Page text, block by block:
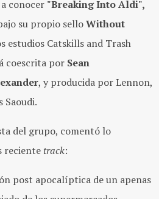
conocer "Breaking Into Aldi",
su propio selloWithout
estudios Catskills and Trash
coescrita por Sean
, y producida por Lennon,
Saoudi.
del grupo, comentó lo
reciente track:
post apocalíptica de un apenas